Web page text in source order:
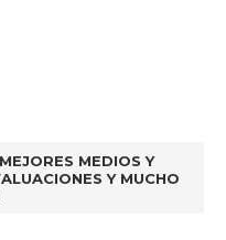
MEDIOS Y
Y MUCHO